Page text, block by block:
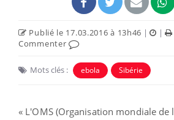
Publié le 17.03.2016 à 13h46 | |
Commenter
Mots clés : ebola Sibérie
« L'OMS (Organisation mondiale de